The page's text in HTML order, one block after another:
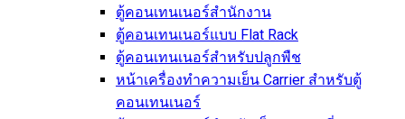
ตู้คอนเทนเนอร์สำนักงาน
ตู้คอนเทนเนอร์แบบ Flat Rack
ตู้คอนเทนเนอร์สำหรับปลูกพืช
หน้าเครื่องทำความเย็น Carrier สำหรับตู้
คอนเทนเนอร์